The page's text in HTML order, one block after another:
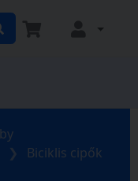
Biciklis cipők